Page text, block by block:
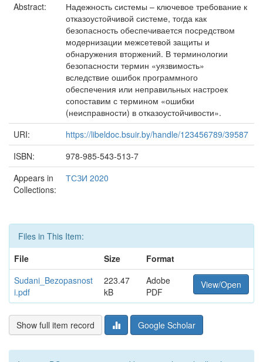
Abstract:
Надежность системы – ключевое требование к
отказоустойчивой системе, тогда как
безопасность обеспечивается посредством
модернизации межсетевой защиты и
обнаружения вторжений. В терминологии
безопасности термин «уязвимость»
вследствие ошибок программного
обеспечения или неправильных настроек
сопоставим с термином «ошибки
(неисправности) в отказоустойчивости».
URI:
https://libeldoc.bsuir.by/handle/123456789/39587
ISBN:
978-985-543-513-7
Appears in
Collections:
ТСЗИ 2020
Files in This Item:
File
Size
Format
Sudani_Bezopasnost
i.pdf
223.47
kB
Adobe
PDF
View/Open
Show full item record Google Scholar